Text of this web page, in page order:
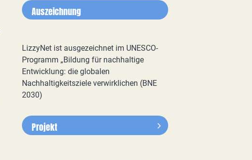
Auszeichnung
LizzyNet ist ausgezeichnet im UNESCO-
Programm „Bildung für nachhaltige
Entwicklung: die globalen
Nachhaltigkeitsziele verwirklichen (BNE
2030)
Projekt